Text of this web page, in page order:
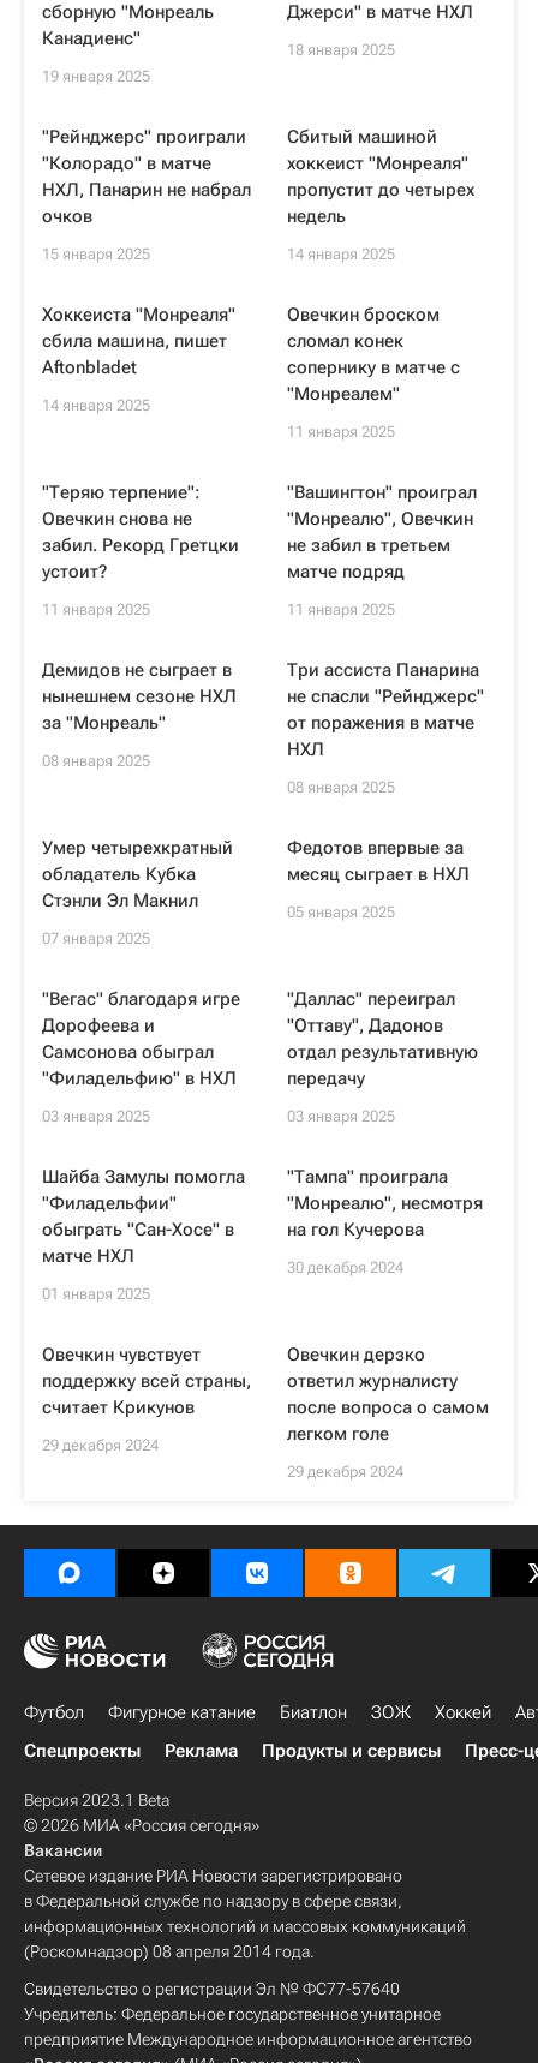
сборную "Монреаль
Канадиенс"
19 января 2025
Джерси" в матче НХЛ
18 января 2025
"Рейнджерс" проиграли
"Колорадо" в матче
НХЛ, Панарин не набрал
очков
15 января 2025
Сбитый машиной
хоккеист "Монреаля"
пропустит до четырех
недель
14 января 2025
Хоккеиста "Монреаля"
сбила машина, пишет
Aftonbladet
14 января 2025
Овечкин броском
сломал конек
сопернику в матче с
"Монреалем"
11 января 2025
"Теряю терпение":
Овечкин снова не
забил. Рекорд Гретцки
устоит?
11 января 2025
"Вашингтон" проиграл
"Монреалю", Овечкин
не забил в третьем
матче подряд
11 января 2025
Демидов не сыграет в
нынешнем сезоне НХЛ
за "Монреаль"
08 января 2025
Три ассиста Панарина
не спасли "Рейнджерс"
от поражения в матче
НХЛ
08 января 2025
Умер четырехкратный
обладатель Кубка
Стэнли Эл Макнил
07 января 2025
Федотов впервые за
месяц сыграет в НХЛ
05 января 2025
"Вегас" благодаря игре
Дорофеева и
Самсонова обыграл
"Филадельфию" в НХЛ
03 января 2025
"Даллас" переиграл
"Оттаву", Дадонов
отдал результативную
передачу
03 января 2025
Шайба Замулы помогла
"Филадельфии"
обыграть "Сан-Хосе" в
матче НХЛ
01 января 2025
"Тампа" проиграла
"Монреалю", несмотря
на гол Кучерова
30 декабря 2024
Овечкин чувствует
поддержку всей страны,
считает Крикунов
29 декабря 2024
Овечкин дерзко
ответил журналисту
после вопроса о самом
легком голе
29 декабря 2024
Футбол Фигурное катание Биатлон ЗОЖ Хоккей
Спецпроекты
Реклама Продукты и сервисы Пресс-
Версия 2023.1 Beta
© 2026 МИА «Россия сегодня»
Вакансии
Сетевое издание РИА Новости зарегистрировано
в Федеральной службе по надзору в сфере связи,
информационных технологий и массовых коммуникаций
(Роскомнадзор) 08 апреля 2014 года.
Свидетельство о регистрации Эл № ФС77-57640
Учредитель: Федеральное государственное унитарное
предприятие Международное информационное агентство